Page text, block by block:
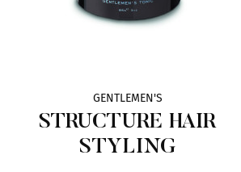
GENTLEMEN'S
STRUCTURE HAIR
STYLING